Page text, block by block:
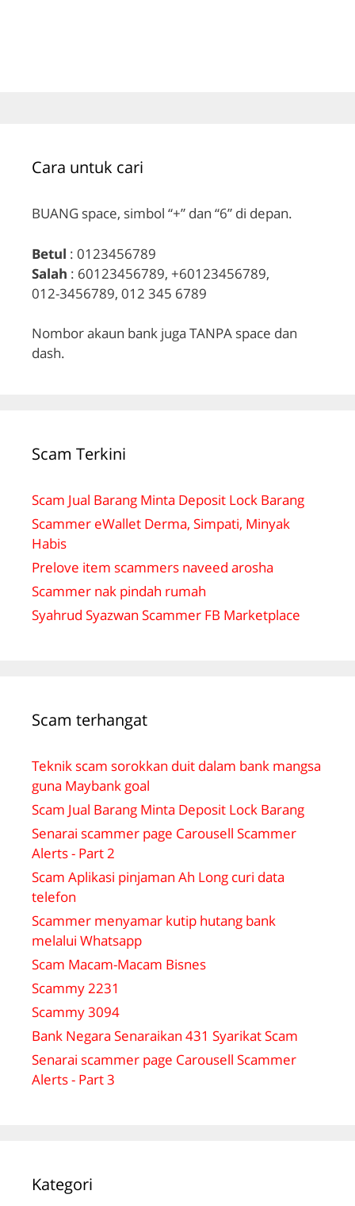
Cara untuk cari
BUANG space, simbol “+” dan “6” di depan.
Betul : 0123456789
Salah : 60123456789, +60123456789,
012-3456789, 012 345 6789
Nombor akaun bank juga TANPA space dan
dash.
Scam Terkini
Scam Jual Barang Minta Deposit Lock Barang
Scammer eWallet Derma, Simpati, Minyak
Habis
Prelove item scammers naveed arosha
Scammer nak pindah rumah
Syahrud Syazwan Scammer FB Marketplace
Scam terhangat
Teknik scam sorokkan duit dalam bank mangsa
guna Maybank goal
Scam Jual Barang Minta Deposit Lock Barang
Senarai scammer page Carousell Scammer
Alerts - Part 2
Scam Aplikasi pinjaman Ah Long curi data
telefon
Scammer menyamar kutip hutang bank
melalui Whatsapp
Scam Macam-Macam Bisnes
Scammy 2231
Scammy 3094
Bank Negara Senaraikan 431 Syarikat Scam
Senarai scammer page Carousell Scammer
Alerts - Part 3
Kategori